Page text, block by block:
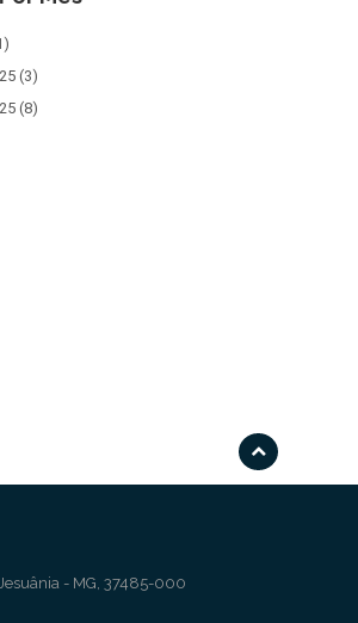
(3)
(8)
- MG, 37485-000